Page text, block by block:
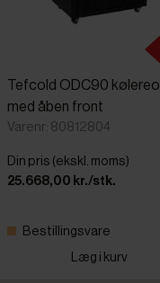
Tefcold ODC90 kølereol
med åben front
Varenr: 80812804
Din pris (ekskl. moms)
25.668,00 kr./stk.
Bestillingsvare
Læg i kurv